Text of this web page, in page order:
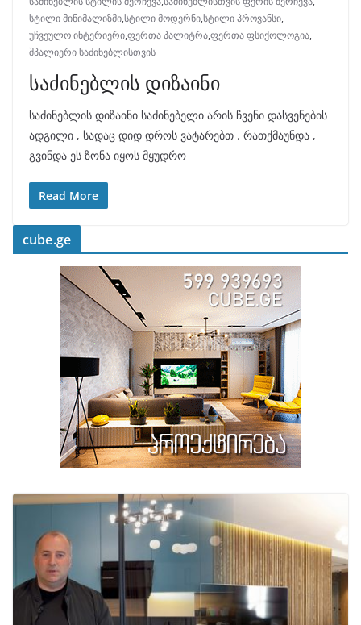
სტილი მინიმალიზმი,სტილი მოდერნი,სტილი პროვანსი,
უჩვეულო ინტერიერი,ფერთა პალიტრა,ფერთა ფსიქოლოგია,
შპალიერი საძინებლისთვის
საძინებლის დიზაინი
საძინებლის დიზაინი საძინებელი არის ჩვენი დასვენების
ადგილი , სადაც დიდ დროს ვატარებთ . რათქმაუნდა ,
გვინდა ეს ზონა იყოს მყუდრო
Read More
cube.ge